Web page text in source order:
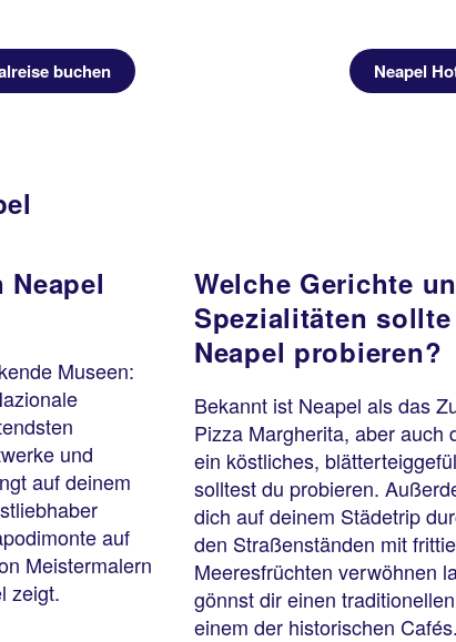
buchen Neapel
Neapel
Museen:
und
auf deinem
auf
Meistermalern
zeigt.
Welche Gerichte
Spezialitäten
Neapel probieren?
Bekannt ist Neapel als das
Pizza Margherita, aber auch
ein köstliches,
solltest du probieren.
dich auf deinem Städetrip
den Straßenständen mit
Meeresfrüchten verwöhnen
gönnst dir einen
einem der historischen Cafés.